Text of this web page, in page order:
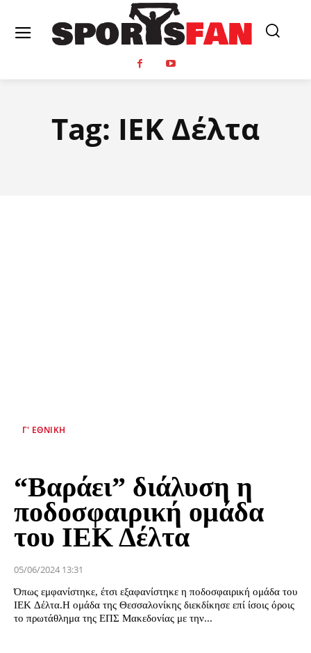
Tag: ΙΕΚ Δέλτα
Γ' ΕΘΝΙΚΉ
“Βαράει” διάλυση η
ποδοσφαιρική ομάδα
του ΙΕΚ Δέλτα
05/06/2024 13:31
Όπως εμφανίστηκε, έτσι εξαφανίστηκε η ποδοσφαιρική ομάδα του
ΙΕΚ Δέλτα.Η ομάδα της Θεσσαλονίκης διεκδίκησε επί ίσοις όροις
το πρωτάθλημα της ΕΠΣ Μακεδονίας με την...